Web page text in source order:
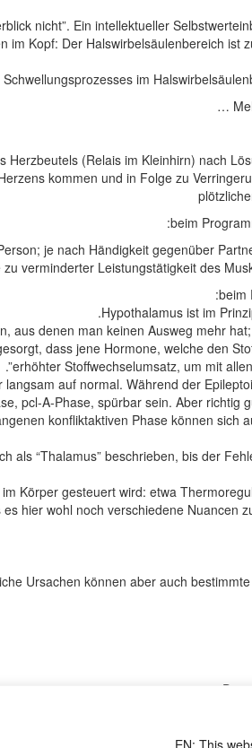
EN: This
nicht”. Ein intellektueller
Kopf: Der Halswirbelsäulenbereich
im
(Relais im Kleinhirn) nach
kommen und in Folge zu
je nach Händigkeit gegenüber
verminderter Leistungstätigkeit des
Hypothalamus ist im
aus denen man keinen Ausweg mehr
dass jene Hormone, welche den
erhöhter Stoffwechselumsatz, um mit
auf normal. Während der
pcl-A-Phase, spürbar sein. Aber
konfliktaktiven Phase können sich
als “Thalamus” beschrieben, bis der
Körper gesteuert wird: etwa
hier wohl noch verschiedene Nuancen
Einführungsbüchlein zu den fünf